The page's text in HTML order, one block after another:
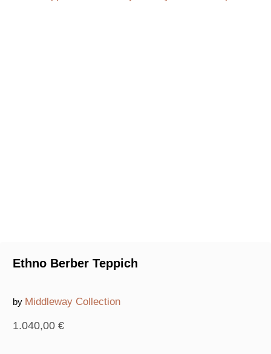
Ethno Berber Teppich
by Middleway Collection
1.040,00 €